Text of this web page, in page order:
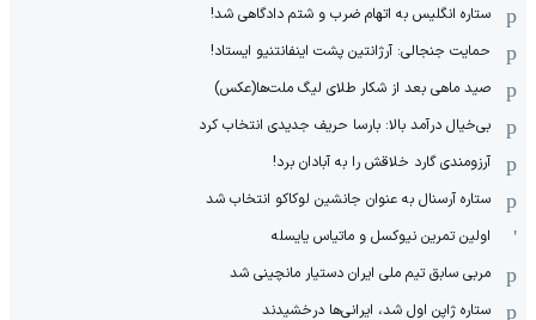
ستاره انگلیس به اتهام ضرب و شتم دادگاهی شد!
حمایت جنجالی: آرژانتین پشت اینفانتنیو ایستاد!
صید ماهی بعد از شکار طلای لیگ ملت‌ها(عکس)
بی‌خیال درآمد بالا: بارسا حریف جدیدی انتخاب کرد
آرزومندی گارد خلاقش را به آبادان برد!
ستاره آرسنال به عنوان جانشین لوکاکو انتخاب شد
اولین تمرین نیوکسل و ماتیاس یایسله
مربی سابق تیم ملی ایران دستیار مانچینی شد
ستاره ژاپن اول شد، ایرانی‌ها درخشیدند